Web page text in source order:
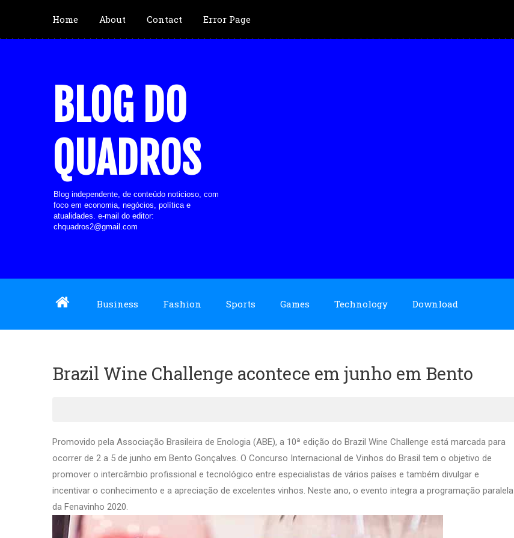
Home About Contact Error Page
BLOG DO
QUADROS
Blog independente, de conteúdo noticioso, com
foco em economia, negócios, política e
atualidades. e-mail do editor:
chquadros2@gmail.com
Business Fashion Sports Games Technology Download
Brazil Wine Challenge acontece em junho em Bento
Promovido pela Associação Brasileira de Enologia (ABE), a 10ª edição do Brazil Wine Challenge está marcada para
ocorrer de 2 a 5 de junho em Bento Gonçalves. O Concurso Internacional de Vinhos do Brasil tem o objetivo de
promover o intercâmbio profissional e tecnológico entre especialistas de vários países e também divulgar e
incentivar o conhecimento e a apreciação de excelentes vinhos. Neste ano, o evento integra a programação paralela
da Fenavinho 2020.